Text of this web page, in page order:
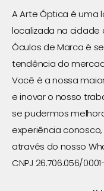
A Arte Óptica é uma
localizada na cidade
Óculos de Marca é
tendência do
Você é a nossa
e inovar o nosso
se pudermos
experiência
através do nosso
CNPJ 26.706.056/